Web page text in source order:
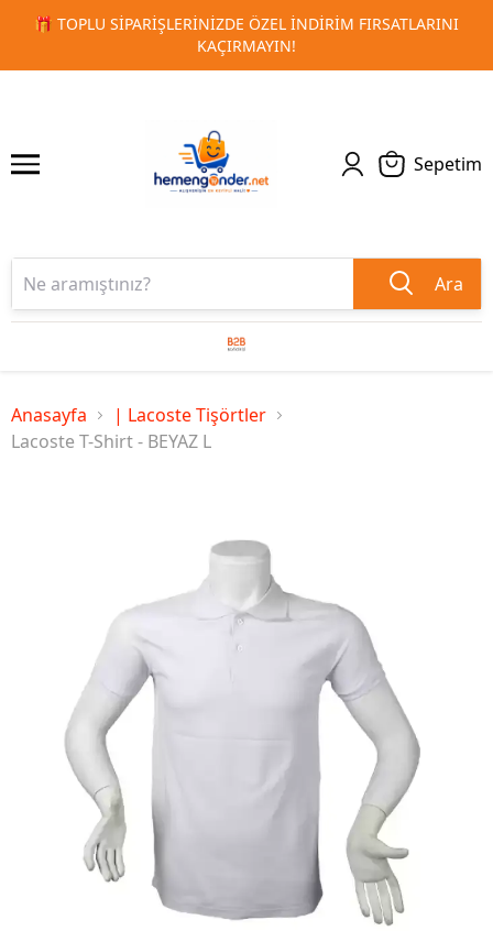
🚀 KURUMSAL PROMOSYON VE MATBAA
TESLIMAT!
1 2
Sepetim
Ara
Anasayfa
| Lacoste Tişörtler
Lacoste T-Shirt - BEYAZ L